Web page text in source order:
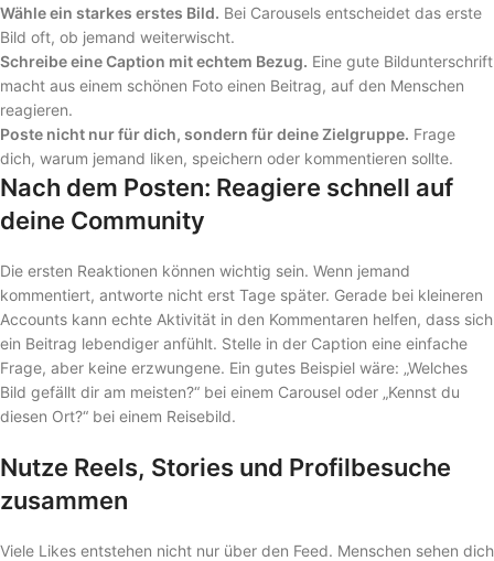
Wähle ein starkes erstes Bild. Bei Carousels entscheidet das erste
Bild oft, ob jemand weiterwischt.
Schreibe eine Caption mit echtem Bezug. Eine gute Bildunterschrift
macht aus einem schönen Foto einen Beitrag, auf den Menschen
reagieren.
Poste nicht nur für dich, sondern für deine Zielgruppe. Frage
dich, warum jemand liken, speichern oder kommentieren sollte.
Nach dem Posten: Reagiere schnell auf
deine Community
Die ersten Reaktionen können wichtig sein. Wenn jemand
kommentiert, antworte nicht erst Tage später. Gerade bei kleineren
Accounts kann echte Aktivität in den Kommentaren helfen, dass sich
ein Beitrag lebendiger anfühlt. Stelle in der Caption eine einfache
Frage, aber keine erzwungene. Ein gutes Beispiel wäre: „Welches
Bild gefällt dir am meisten?“ bei einem Carousel oder „Kennst du
diesen Ort?“ bei einem Reisebild.
Nutze Reels, Stories und Profilbesuche
zusammen
Viele Likes entstehen nicht nur über den Feed. Menschen sehen dich